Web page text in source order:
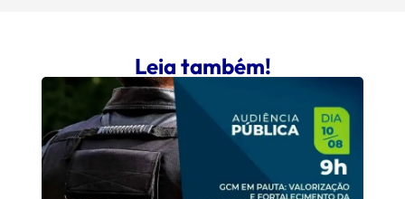
Leia também!